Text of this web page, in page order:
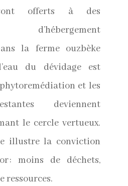
offerts à des
d’hébergement
la ferme ouzbèke
du dévidage est
et les
deviennent
le cercle vertueux.
illustre la conviction
: moins de déchets,
ressources.